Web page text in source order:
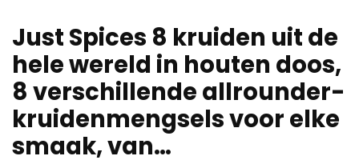
Just Spices 8 kruiden uit de
hele wereld in houten doos,
8 verschillende allrounder-
kruidenmengsels voor elke
smaak, van…